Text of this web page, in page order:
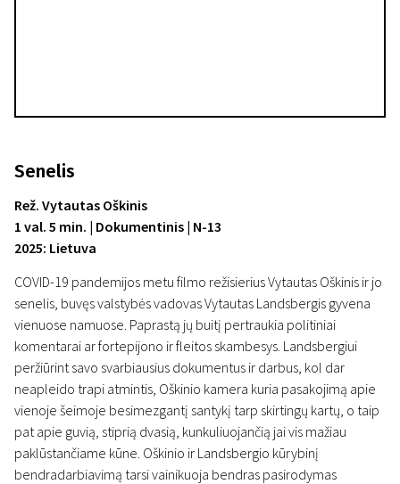
Senelis
Rež. Vytautas Oškinis
1 val. 5 min. | Dokumentinis | N-13
2025: Lietuva
COVID-19 pandemijos metu filmo režisierius Vytautas Oškinis ir jo
senelis, buvęs valstybės vadovas Vytautas Landsbergis gyvena
vienuose namuose. Paprastą jų buitį pertraukia politiniai
komentarai ar fortepijono ir fleitos skambesys. Landsbergiui
peržiūrint savo svarbiausius dokumentus ir darbus, kol dar
neapleido trapi atmintis, Oškinio kamera kuria pasakojimą apie
vienoje šeimoje besimezgantį santykį tarp skirtingų kartų, o taip
pat apie guvią, stiprią dvasią, kunkuliuojančią jai vis mažiau
paklūstančiame kūne. Oškinio ir Landsbergio kūrybinį
bendradarbiavimą tarsi vainikuoja bendras pasirodymas